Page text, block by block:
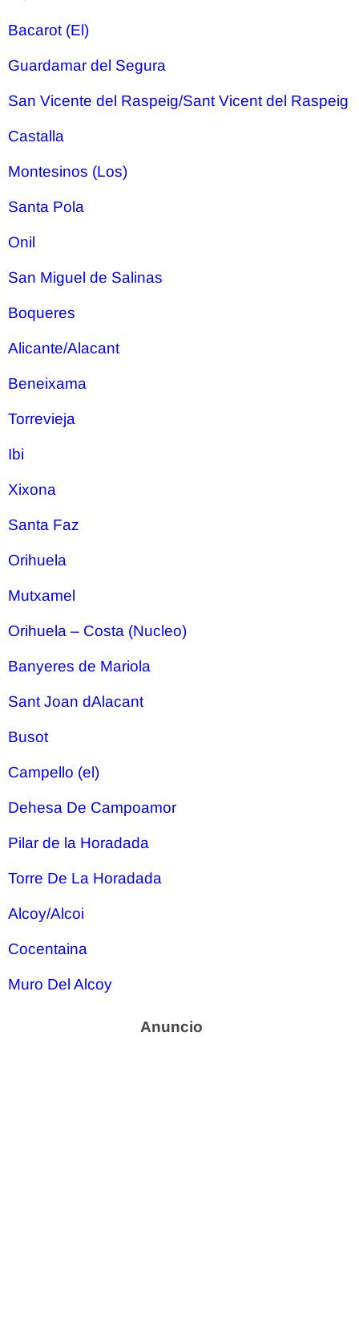
Bacarot (El)
Guardamar del Segura
San Vicente del Raspeig/Sant Vicent del Raspeig
Castalla
Montesinos (Los)
Santa Pola
Onil
San Miguel de Salinas
Boqueres
Alicante/Alacant
Beneixama
Torrevieja
Ibi
Xixona
Santa Faz
Orihuela
Mutxamel
Orihuela – Costa (Nucleo)
Banyeres de Mariola
Sant Joan dAlacant
Busot
Campello (el)
Dehesa De Campoamor
Pilar de la Horadada
Torre De La Horadada
Alcoy/Alcoi
Cocentaina
Muro Del Alcoy